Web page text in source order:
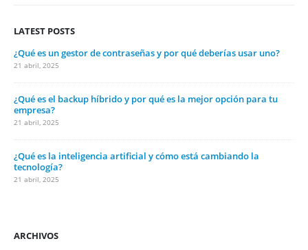
LATEST POSTS
¿Qué es un gestor de contraseñas y por qué deberías usar uno?
21 abril, 2025
¿Qué es el backup híbrido y por qué es la mejor opción para tu
empresa?
21 abril, 2025
¿Qué es la inteligencia artificial y cómo está cambiando la
tecnología?
21 abril, 2025
ARCHIVOS